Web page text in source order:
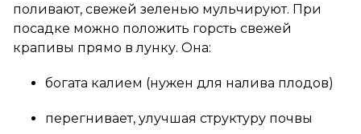
поливают, свежей зеленью мульчируют. При
посадке можно положить горсть свежей
крапивы прямо в лунку. Она:
богата калием (нужен для налива плодов)
перегнивает, улучшая структуру почвы